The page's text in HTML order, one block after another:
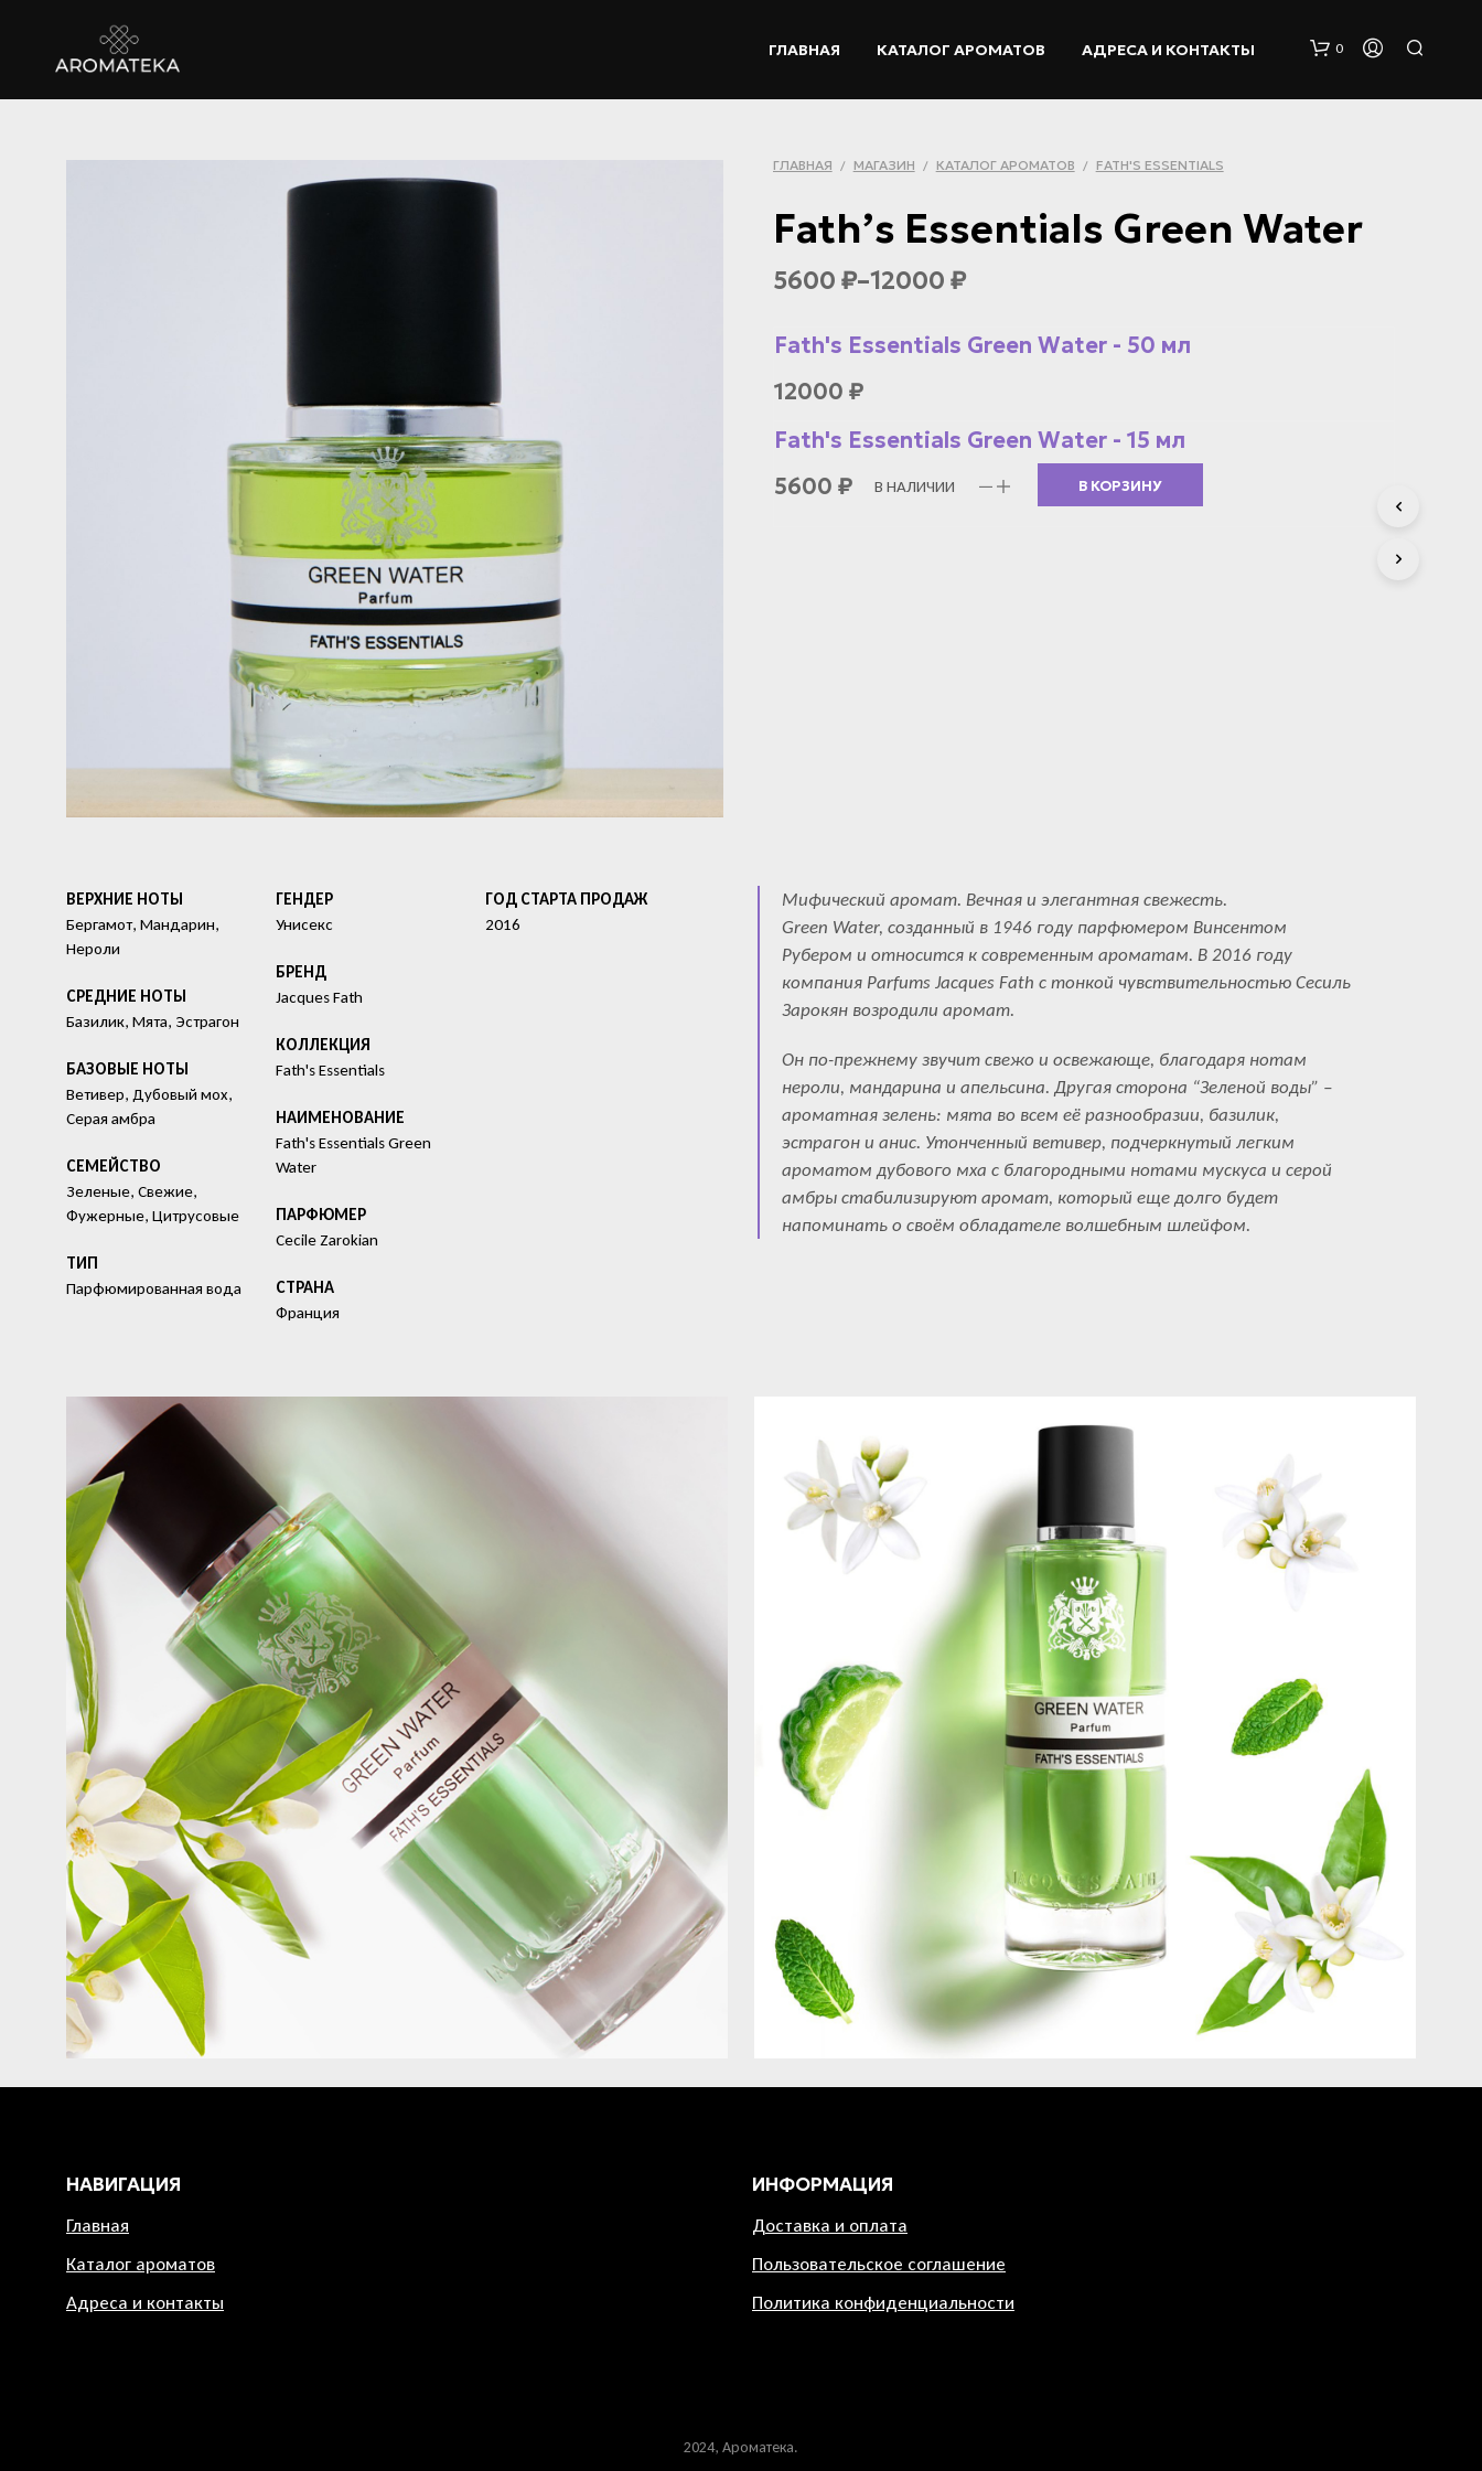
ГЛАВНАЯ КАТАЛОГ АРОМАТОВ АДРЕСА И КОНТАКТЫ 0
ГЛАВНАЯ / МАГАЗИН / КАТАЛОГ АРОМАТОВ / FATH'S ESSENTIALS
Fath’s Essentials Green Water
5600 ₽–12000 ₽
Fath's Essentials Green Water - 50 мл
12000 ₽
Fath's Essentials Green Water - 15 мл
5600 ₽ В НАЛИЧИИ В КОРЗИНУ
ВЕРХНИЕ НОТЫ
Бергамот, Мандарин,
Нероли
СРЕДНИЕ НОТЫ
Базилик, Мята, Эстрагон
БАЗОВЫЕ НОТЫ
Ветивер, Дубовый мох,
Серая амбра
СЕМЕЙСТВО
Зеленые, Свежие,
Фужерные, Цитрусовые
ТИП
Парфюмированная вода
ГЕНДЕР
Унисекс
БРЕНД
Jacques Fath
КОЛЛЕКЦИЯ
Fath's Essentials
HАИМЕНОВАНИЕ
Fath's Essentials Green
Water
ПАРФЮМЕР
Cecile Zarokian
СТРАНА
Франция
ГОД СТАРТА ПРОДАЖ
2016
Мифический аромат. Вечная и элегантная свежесть.
Green Water, созданный в 1946 году парфюмером Винсентом
Рубером и относится к современным ароматам. В 2016 году
компания Parfums Jacques Fath с тонкой чувствительностью Сесиль
Зарокян возродили аромат.
Он по-прежнему звучит свежо и освежающе, благодаря нотам
нероли, мандарина и апельсина. Другая сторона “Зеленой воды” –
ароматная зелень: мята во всем её разнообразии, базилик,
эстрагон и анис. Утонченный ветивер, подчеркнутый легким
ароматом дубового мха с благородными нотами мускуса и серой
амбры стабилизируют аромат, который еще долго будет
напоминать о своём обладателе волшебным шлейфом.
НАВИГАЦИЯ
Главная
Каталог ароматов
Адреса и контакты
ИНФОРМАЦИЯ
Доставка и оплата
Пользовательское соглашение
Политика конфиденциальности
2024, Ароматека.